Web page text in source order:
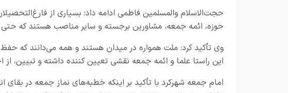
حجت‌الاسلام والمسلمین فاطمی ادامه داد: بسیاری از
حوزه، ائمه جمعه، مشاورین برجسته و سایر مناصب هستند که
وی تأکید کرد: ملت همواره در میدان هستند و همه می‌دانند که
این راستا علما و ائمه جمعه نقشی تعیین کننده داشته و تبیین،
امام جمعه شهرکرد با تأکید بر اینکه خطبه‌های نماز جمعه در